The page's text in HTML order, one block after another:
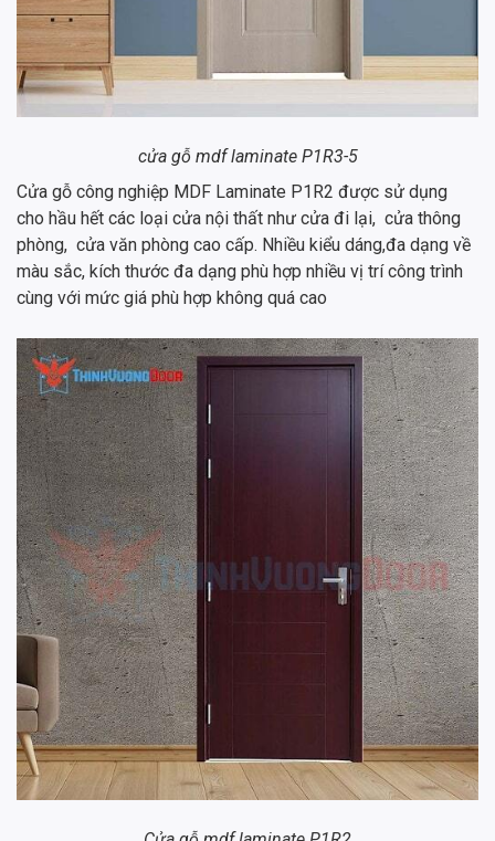
cửa gỗ mdf laminate P1R3-5
Cửa gỗ công nghiệp MDF Laminate P1R2 được sử dụng
cho hầu hết các loại cửa nội thất như cửa đi lại, cửa thông
phòng, cửa văn phòng cao cấp. Nhiều kiểu dáng,đa dạng về
màu sắc, kích thước đa dạng phù hợp nhiều vị trí công trình
cùng với mức giá phù hợp không quá cao